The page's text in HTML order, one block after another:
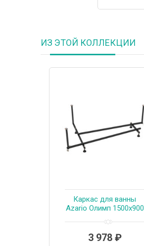
ИЗ ЭТОЙ КОЛЛЕКЦИИ
Каркас для ванны
Azario Олимп 1500х900
3 978 ₽